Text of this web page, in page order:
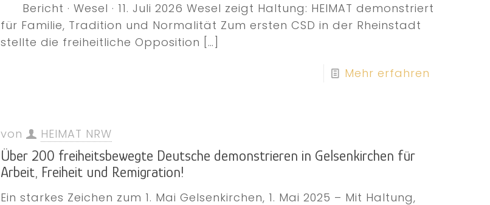
Bericht · Wesel · 11. Juli 2026 Wesel zeigt Haltung: HEIMAT demonstriert
für Familie, Tradition und Normalität Zum ersten CSD in der Rheinstadt
stellte die freiheitliche Opposition […]
Mehr erfahren
von HEIMAT NRW
Über 200 freiheitsbewegte Deutsche demonstrieren in Gelsenkirchen für
Arbeit, Freiheit und Remigration!
Ein starkes Zeichen zum 1. Mai Gelsenkirchen, 1. Mai 2025 – Mit Haltung,